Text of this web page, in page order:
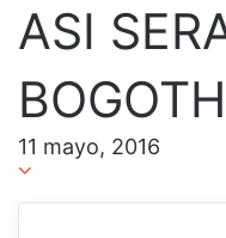
ASI
11 mayo, 2016